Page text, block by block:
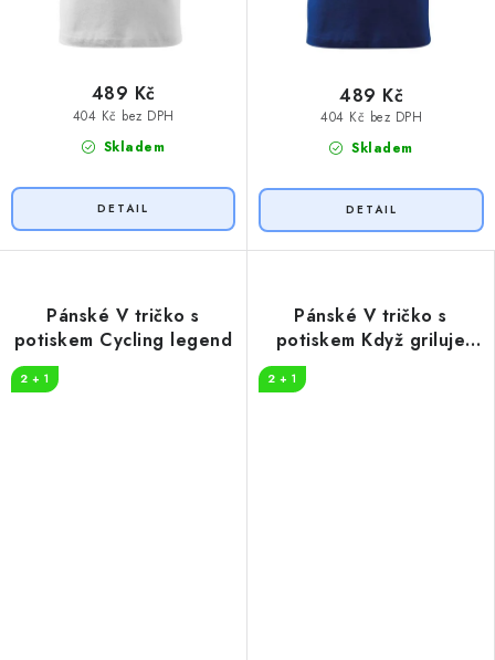
Skladem
404 Kč bez DPH
489 Kč
Skladem
404 Kč bez DPH
489 Kč
Pánské V tričko s
potiskem Cycling legend
2 + 1
Pánské V tričko s
potiskem Když griluje
2 + 1